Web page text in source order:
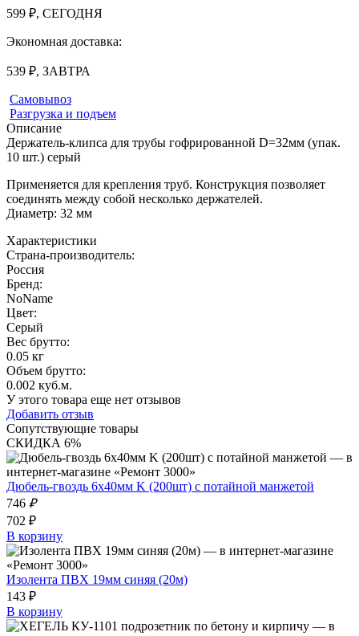
599 ₽, СЕГОДНЯ
Экономная доставка:
539 ₽, ЗАВТРА
Самовывоз
Разгрузка и подъем
Описание
Держатель-клипса для трубы гофрированной D=32мм (упак.
10 шт.) серый
Применяется для крепления труб. Конструкция позволяет
соединять между собой несколько держателей.
Диаметр: 32 мм
Характеристики
Страна-производитель:
Россия
Бренд:
NoName
Цвет:
Серый
Вес брутто:
0.05 кг
Объем брутто:
0.002 куб.м.
У этого товара еще нет отзывов
Добавить отзыв
Сопутствующие товары
СКИДКА 6%
Дюбель-гвоздь 6х40мм K (200шт) с потайной манжетой
746 ₽
702 ₽
В корзину
Изолента ПВХ 19мм синяя (20м)
143 ₽
В корзину